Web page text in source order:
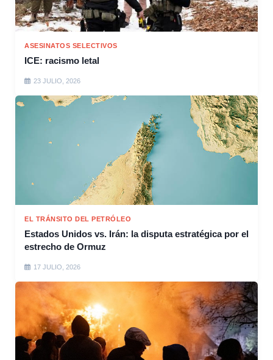
ASESINATOS SELECTIVOS
ICE: racismo letal
23 JULIO, 2026
EL TRÁNSITO DEL PETRÓLEO
Estados Unidos vs. Irán: la disputa estratégica por el
estrecho de Ormuz
17 JULIO, 2026